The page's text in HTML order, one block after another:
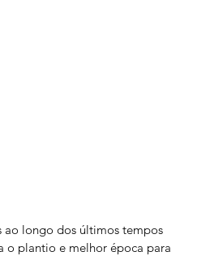
ao longo dos últimos tempos
o plantio e melhor época para